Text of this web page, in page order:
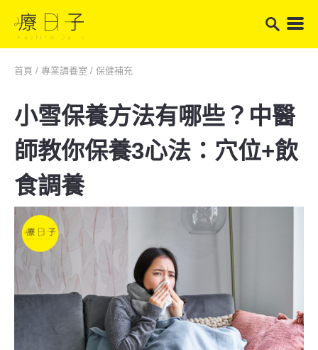
首頁 / 專業調養室 / 保健補充
小雪保養方法有哪些？中醫
師教你保養3心法：穴位+飲
食調養